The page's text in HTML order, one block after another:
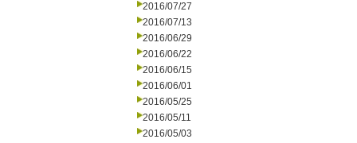
2016/07/27
2016/07/13
2016/06/29
2016/06/22
2016/06/15
2016/06/01
2016/05/25
2016/05/11
2016/05/03